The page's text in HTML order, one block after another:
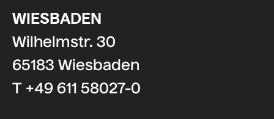
WIESBADEN
Wilhelmstr. 30
65183 Wiesbaden
T +49 611 58027-0